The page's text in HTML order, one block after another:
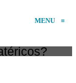
MENU ≡